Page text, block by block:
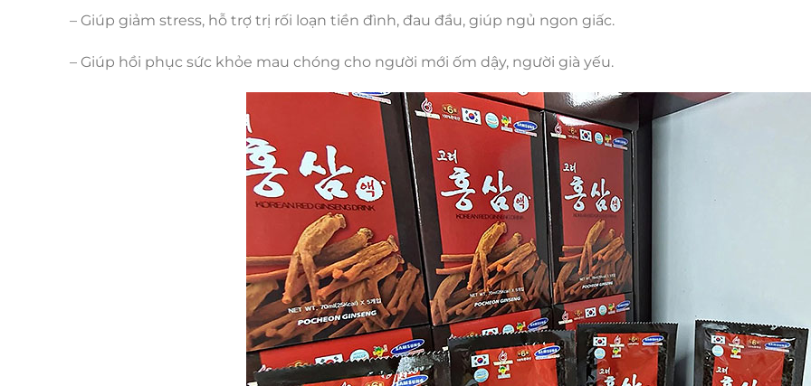
– Giúp giảm stress, hỗ trợ trị rối loạn tiền đình, đau đầu, giúp ngủ ngon giấc.
– Giúp hồi phục sức khỏe mau chóng cho người mới ốm dậy, người già yếu.